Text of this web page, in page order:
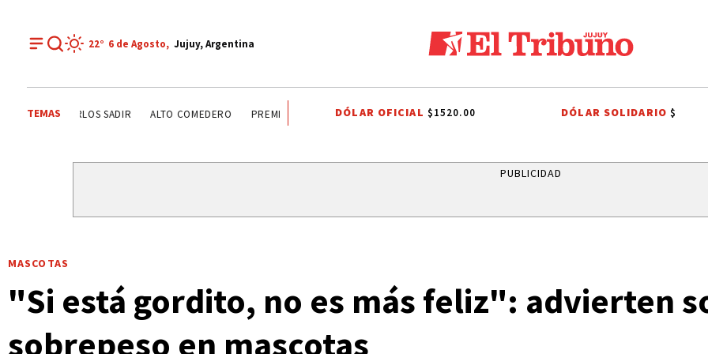
22° 6 de Agosto, Jujuy, Argentina
TEMAS AGUA POTABLE SANTISIMO SALVADOR CARLOS SADIR ALTO COMEDERO PREMIOS SAN SALVADOR LEY DE PROPIEDAD
DÓLAR OFICIAL $1520.00 DÓLAR SOLIDARIO$
PUBLICIDAD
MASCOTAS
"Si está gordito, no es más feliz": advierten
sobrepeso en mascotas